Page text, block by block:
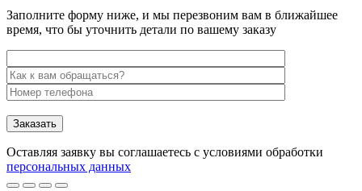
Заполните форму ниже, и мы перезвоним вам в ближайшее
время, что бы уточнить детали по вашему заказу
Заказать
Оставляя заявку вы соглашаетесь с условиями обработки
персональных данных